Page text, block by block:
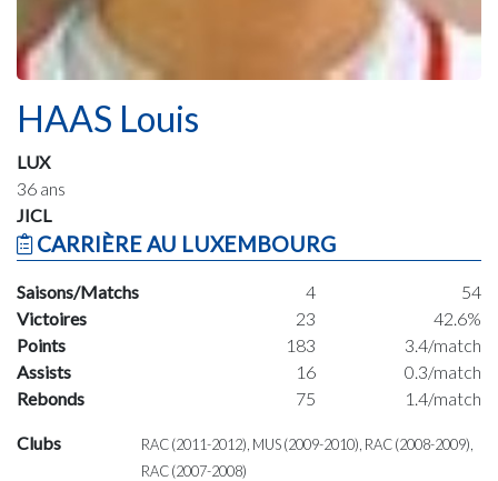
HAAS Louis
LUX
36 ans
JICL
CARRIÈRE AU LUXEMBOURG
Saisons/Matchs 4
54
Victoires
23
42.6%
Points
183
3.4/match
Assists
16
0.3/match
Rebonds
75 1.4/match
Clubs
RAC (2011-2012), MUS (2009-2010), RAC (2008-2009),
RAC (2007-2008)